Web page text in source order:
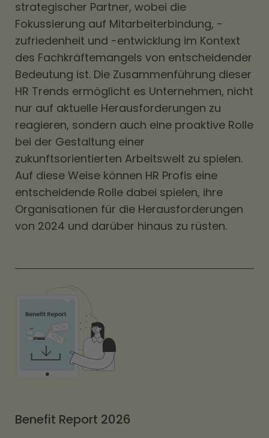
strategischer Partner, wobei die
Fokussierung auf Mitarbeiterbindung, -
zufriedenheit und -entwicklung im Kontext
des Fachkräftemangels von entscheidender
Bedeutung ist. Die Zusammenführung dieser
HR Trends ermöglicht es Unternehmen, nicht
nur auf aktuelle Herausforderungen zu
reagieren, sondern auch eine proaktive Rolle
bei der Gestaltung einer
zukunftsorientierten Arbeitswelt zu spielen.
Auf diese Weise können HR Profis eine
entscheidende Rolle dabei spielen, ihre
Organisationen für die Herausforderungen
von 2024 und darüber hinaus zu rüsten.
Benefit Report 2026